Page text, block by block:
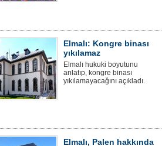
Elmalı: Kongre binası
yıkılamaz
Elmalı hukuki boyutunu
anlatıp, kongre binası
yıkılamayacağını açıkladı.
Elmalı, Palen hakkında